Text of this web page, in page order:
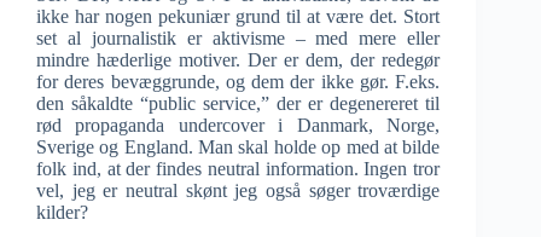
ikke har nogen pekuniær grund til at være det. Stort
set al journalistik er aktivisme – med mere eller
mindre hæderlige motiver. Der er dem, der redegør
for deres bevæggrunde, og dem der ikke gør. F.eks.
den såkaldte “public service,” der er degenereret til
rød propaganda undercover i Danmark, Norge,
Sverige og England. Man skal holde op med at bilde
folk ind, at der findes neutral information. Ingen tror
vel, jeg er neutral skønt jeg også søger troværdige
kilder?